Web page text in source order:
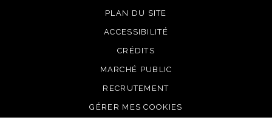
PLAN DU SITE
ACCESSIBILITÉ
CRÉDITS
MARCHÉ PUBLIC
RECRUTEMENT
GÉRER MES COOKIES